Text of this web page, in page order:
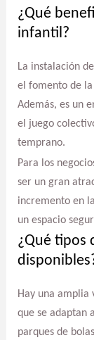
¿Qué
infantil?
La instalación
el fomento de
Además, es un
el juego
temprano.
Para los
ser un gran
incremento en
un espacio
¿Qué tipos
Hay una amplia
que se adaptan
parques de